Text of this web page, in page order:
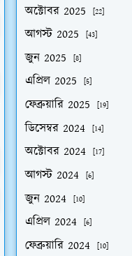
অক্টোবর 2025 [22]
আগস্ট 2025 [43]
জুন 2025 [8]
এপ্রিল 2025 [5]
ফেব্রুয়ারি 2025 [19]
ডিসেম্বর 2024 [14]
অক্টোবর 2024 [17]
আগস্ট 2024 [6]
জুন 2024 [10]
এপ্রিল 2024 [6]
ফেব্রুয়ারি 2024 [10]